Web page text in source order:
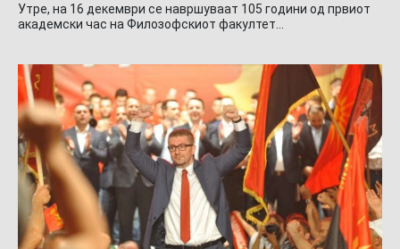
Утре, на 16 декември се навршуваат 105 години од првиот
академски час на Филозофскиот факултет…